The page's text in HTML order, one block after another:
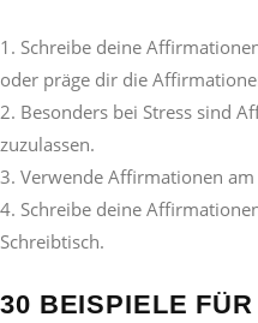
Schreibe deine
oder präge dir die
Besonders bei Stress sind
zuzulassen.
Verwende Affirmationen
Schreibe deine
Schreibtisch.
30 BEISPIELE